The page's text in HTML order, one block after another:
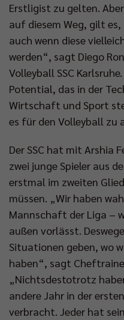
Erstligist zu gelten.
auf diesem Weg, gilt
auch wenn diese
werden“, sagt Diego
Volleyball SSC
Potential, das in der
Wirtschaft und Sport
es für den Volleyball zu
Der SSC hat mit Arshia
zwei junge Spieler aus
erstmal im zweiten
müssen. „Wir haben
Mannschaft der Liga –
außen vorlässt.
Situationen geben, wo
haben“, sagt
„Nichtsdestotrotz
andere Jahr in der
verbracht. Jeder hat